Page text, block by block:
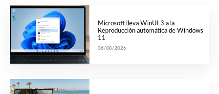
Microsoft lleva WinUI 3 a la
Reproducción automática de Windows
11
06/08/2026